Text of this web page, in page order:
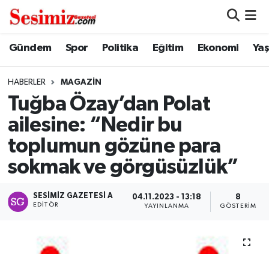
Gündem Spor Politika Eğitim Ekonomi
HABERLER MAGAZIN
Tuğba Özay’dan Polat
ailesine: “Nedir bu
toplumun gözüne para
sokmak ve görgüsüzlük”
SESIMIZ GAZETESI A
EDITÖR
04.11.2023 - 13:18
YAYINLANMA
8
GÖSTERIM
Dünya
Ekonomi
Genel
Gündem
Magazin
Nöbetçi Eczaneler
Hava Durumu
Namaz Vakitleri
Trafik Durumu
Süper Lig Puan Durumu ve Fikstür
Tüm Manşetler